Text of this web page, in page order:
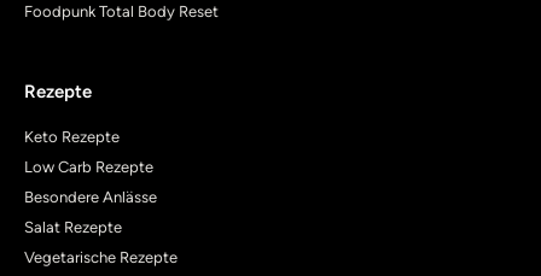
Foodpunk Total Body Reset
Rezepte
Keto Rezepte
Low Carb Rezepte
Besondere Anlässe
Salat Rezepte
Vegetarische Rezepte